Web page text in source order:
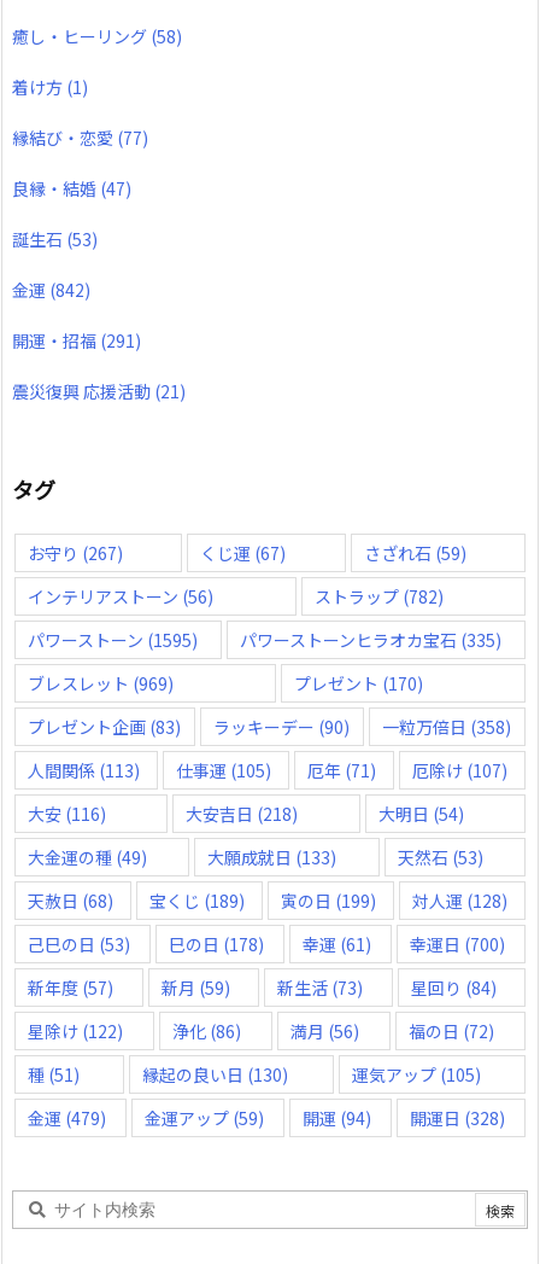
癒し・ヒーリング (58)
着け方 (1)
縁結び・恋愛 (77)
良縁・結婚 (47)
誕生石 (53)
金運 (842)
開運・招福 (291)
震災復興 応援活動 (21)
タグ
お守り (267) くじ運 (67) さざれ石 (59)
インテリアストーン (56) ストラップ(782)
パワーストーン (1595) パワーストーンヒラオカ宝石 (335)
ブレスレット (969) プレゼント (170)
プレゼント企画 (83) ラッキーデー (90) 一粒万倍日 (358)
人間関係 (113) 仕事運 (105) 厄年 (71) 厄除け (107)
大安 (116) 大安吉日 (218) 大明日 (54)
大金運の種 (49) 大願成就日 (133) 天然石 (53)
天赦日 (68) 宝くじ (189) 寅の日 (199) 対人運 (128)
己巳の日 (53) 巳の日 (178) 幸運 (61) 幸運日 (700)
新年度 (57) 新月 (59) 新生活 (73) 星回り (84)
星除け (122) 浄化 (86) 満月 (56) 福の日 (72)
種 (51) 縁起の良い日 (130) 運気アップ(105)
金運 (479) 金運アップ (59) 開運 (94) 開運日 (328)